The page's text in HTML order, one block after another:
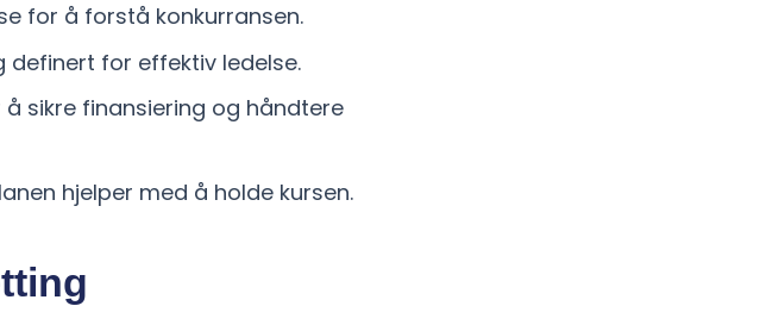
for å forstå konkurransen.
for effektiv ledelse.
sikre finansiering og håndtere
hjelper med å holde kursen.